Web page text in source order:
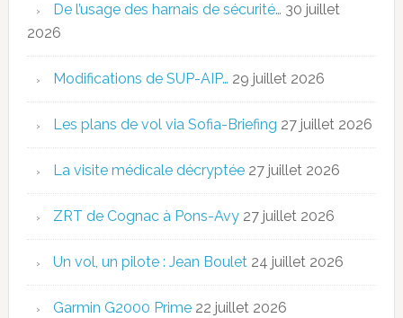
De l’usage des harnais de sécurité… 30 juillet
2026
Modifications de SUP-AIP… 29 juillet 2026
Les plans de vol via Sofia-Briefing 27 juillet 2026
La visite médicale décryptée 27 juillet 2026
ZRT de Cognac à Pons-Avy 27 juillet 2026
Un vol, un pilote : Jean Boulet 24 juillet 2026
Garmin G2000 Prime 22 juillet 2026